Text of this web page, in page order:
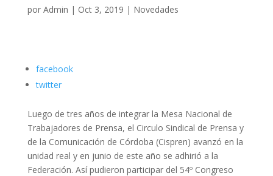
por Admin | Oct 3, 2019 | Novedades
facebook
twitter
Luego de tres años de integrar la Mesa Nacional de
Trabajadores de Prensa, el Circulo Sindical de Prensa y
de la Comunicación de Córdoba (Cispren) avanzó en la
unidad real y en junio de este año se adhirió a la
Federación. Así pudieron participar del 54º Congreso